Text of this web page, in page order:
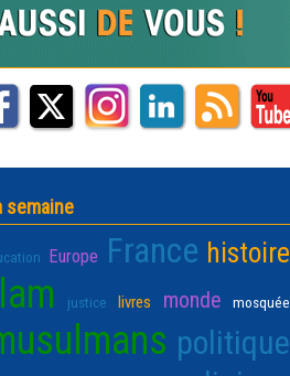
semaine
Europe France histoire
justice livres monde mosquée
politique